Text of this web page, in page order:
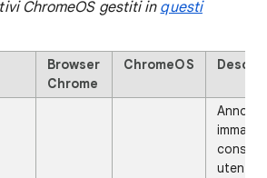
ChromeOS gestiti in questi
Browser
Chrome
ChromeOS
utenti